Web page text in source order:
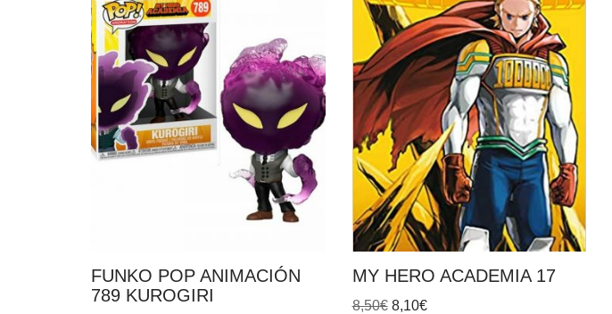
FUNKO POP ANIMACIÓN
789 KUROGIRI
MY HERO ACADEMIA 17
8,50€ 8,10€